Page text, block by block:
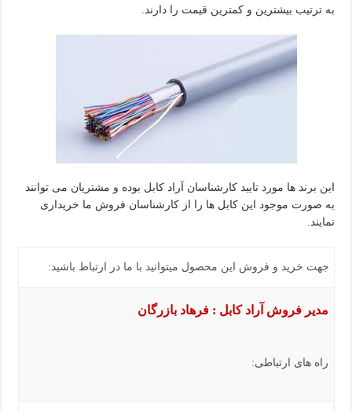
به ترتیب بیشترین و کمترین قیمت را دارند.
این برند ها مورد تایید کارشناسان آراد کابل بوده و مشتریان می توانند
به صورت موجود این کابل ها را از کارشناسان فروش ما خریداری
نمایند.
جهت خرید و فروش این محصول میتوانید با ما در ارتباط باشید:
مدیر فروش آراد کابل : فرهاد بازرگان
راه های ارتباطی: